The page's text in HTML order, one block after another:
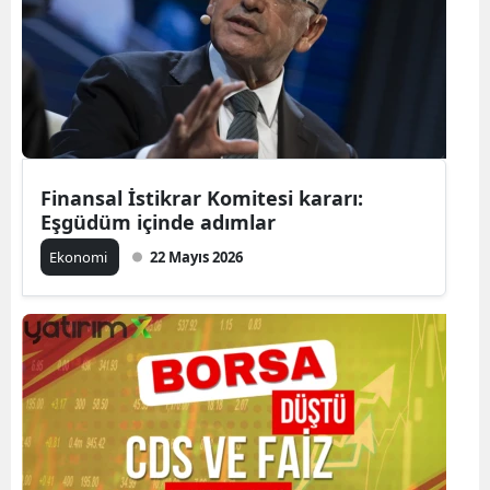
Finansal İstikrar Komitesi kararı:
Eşgüdüm içinde adımlar
Ekonomi 22 Mayıs 2026